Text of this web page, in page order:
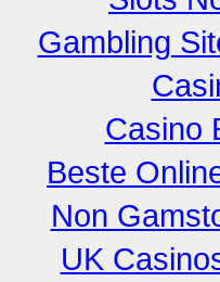
Gambling
Casino
Beste
Non
UK